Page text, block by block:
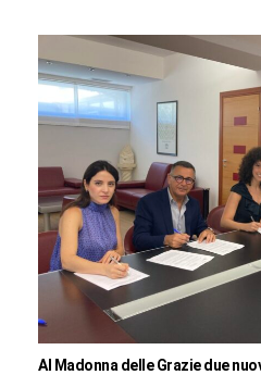
Al Madonna delle Grazie due